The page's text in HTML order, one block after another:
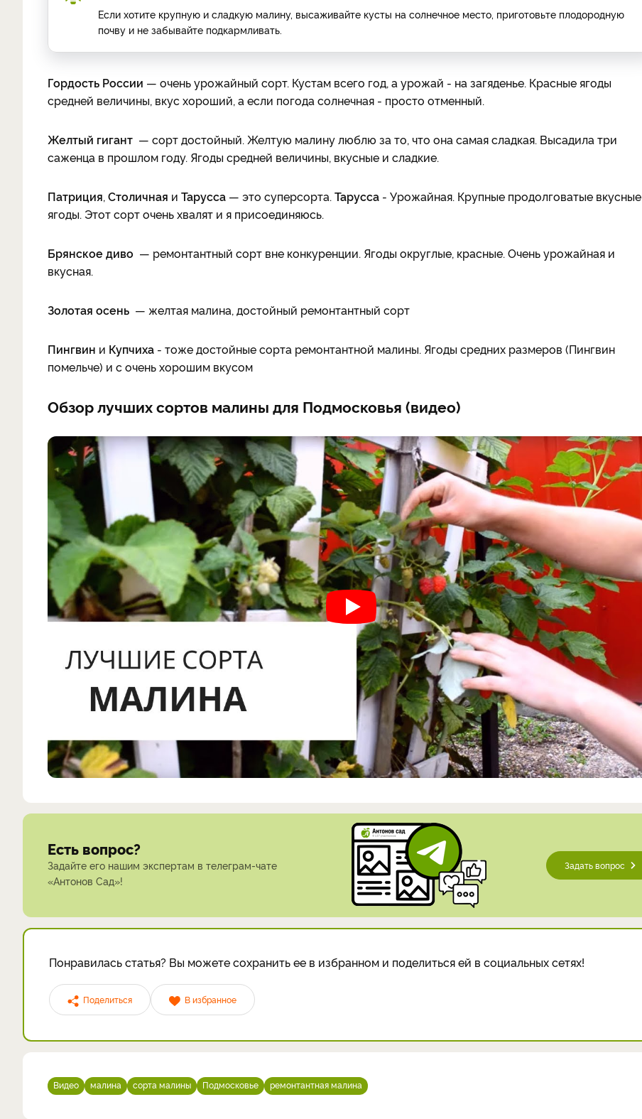
Если хотите крупную и сладкую малину, высаживайте кусты на солнечное место, приготовьте плодородную
почву и не забывайте подкармливать.
Гордость России — очень урожайный сорт. Кустам всего год, а урожай - на загяденье. Красные ягоды
средней величины, вкус хороший, а если погода солнечная - просто отменный.
Желтый гигант — сорт достойный. Желтую малину люблю за то, что она самая сладкая. Высадила три
саженца в прошлом году. Ягоды средней величины, вкусные и сладкие.
Патриция,Столичная и Тарусса — это суперсорта. Тарусса - Урожайная. Крупные продолговатые вкусные
ягоды. Этот сорт очень хвалят и я присоединяюсь.
Брянское диво — ремонтантный сорт вне конкуренции. Ягоды округлые, красные. Очень урожайная и
вкусная.
Золотая осень — желтая малина, достойный ремонтантный сорт
Пингвин и Купчиха - тоже достойные сорта ремонтантной малины. Ягоды средних размеров (Пингвин
помельче) и с очень хорошим вкусом
Обзор лучших сортов малины для Подмосковья (видео)
Есть вопрос?
Задайте его нашим экспертам в телеграм-чате
«Антонов Сад»!
Задать вопрос
Понравилась статья? Вы можете сохранить ее в избранном и поделиться ей в социальных сетях!
Поделиться В избранное
Видео малина сорта малины Подмосковье ремонтантная малина